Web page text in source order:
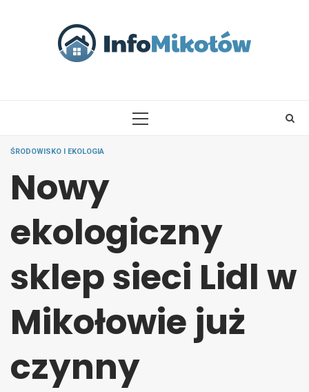
PRIMARY
ŚRODOWISKO I EKOLOGIA
Nowy
ekologiczny
sklep sieci Lidl w
Mikołowie już
czynny